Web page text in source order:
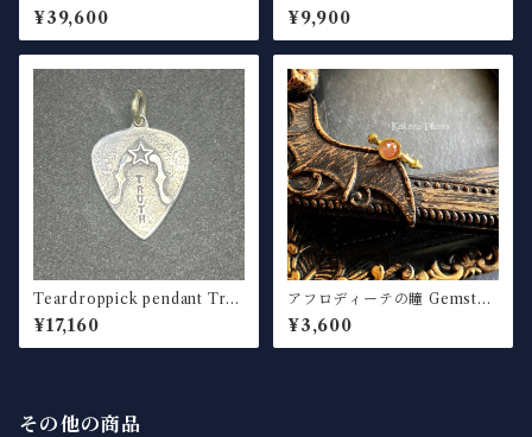
hole silver× brass
¥39,600 ¥9,900
Teardroppick pendant Trut
h silver
¥17,160
アフロディーテの瞳 Gemston
e Ring "Strawberry quartz"
(5mm)
¥3,600
その他の商品